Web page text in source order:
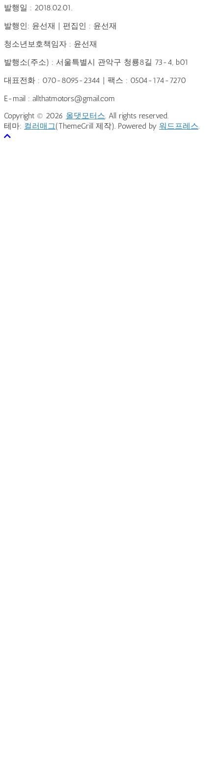
발행일 : 2018.02.01.
발행인: 윤선재 | 편집인 : 윤선재
청소년보호책임자 : 윤선재
발행소(주소) : 서울특별시 관악구 청룡8길 73-4, b01
대표전화 : 070-8095-2344 | 팩스 : 0504-174-7270
E-mail : allthatmotors@gmail.com
Copyright © 2026 올댓모터스. All rights reserved.
테마: 컬러매그(ThemeGrill 제작). Powered by 워드프레스.